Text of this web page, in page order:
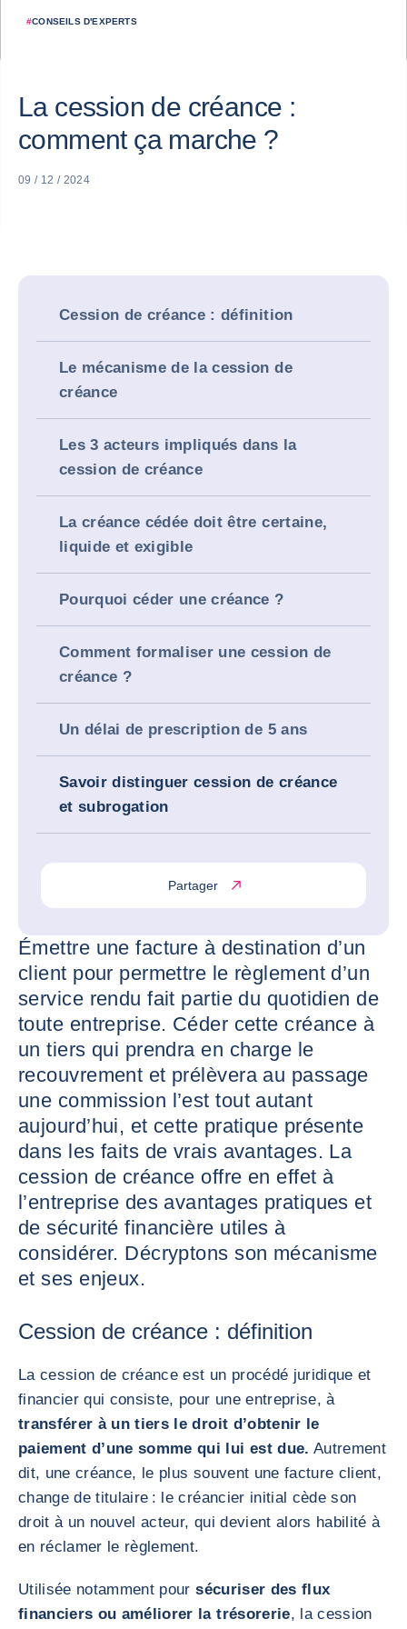
#CONSEILS D'EXPERTS
La cession de créance :
comment ça marche ?
09 / 12 / 2024
Cession de créance : définition
Le mécanisme de la cession de
créance
Les 3 acteurs impliqués dans la
cession de créance
La créance cédée doit être certaine,
liquide et exigible
Pourquoi céder une créance ?
Comment formaliser une cession de
créance ?
Un délai de prescription de 5 ans
Savoir distinguer cession de créance
et subrogation
Partager
Émettre une facture à destination d’un
client pour permettre le règlement d’un
service rendu fait partie du quotidien de
toute entreprise. Céder cette créance à
un tiers qui prendra en charge le
recouvrement et prélèvera au passage
une commission l’est tout autant
aujourd’hui, et cette pratique présente
dans les faits de vrais avantages. La
cession de créance offre en effet à
l’entreprise des avantages pratiques et
de sécurité financière utiles à
considérer. Décryptons son mécanisme
et ses enjeux.
Cession de créance : définition
La cession de créance est un procédé juridique et
financier qui consiste, pour une entreprise, à
transférer à un tiers le droit d’obtenir le
paiement d’une somme qui lui est due. Autrement
dit, une créance, le plus souvent une facture client,
change de titulaire : le créancier initial cède son
droit à un nouvel acteur, qui devient alors habilité à
en réclamer le règlement.
Utilisée notamment poursécuriser des flux
financiers ou améliorer la trésorerie, la cession